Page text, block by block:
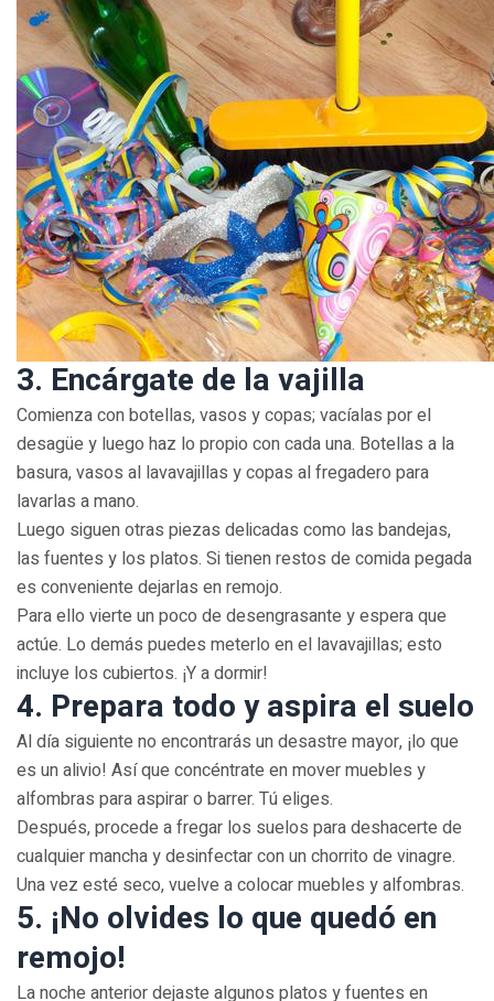
3. Encárgate de la vajilla
Comienza con botellas, vasos y copas; vacíalas por el
desagüe y luego haz lo propio con cada una. Botellas a la
basura, vasos al lavavajillas y copas al fregadero para
lavarlas a mano.
Luego siguen otras piezas delicadas como las bandejas,
las fuentes y los platos. Si tienen restos de comida pegada
es conveniente dejarlas en remojo.
Para ello vierte un poco de desengrasante y espera que
actúe. Lo demás puedes meterlo en el lavavajillas; esto
incluye los cubiertos. ¡Y a dormir!
4. Prepara todo y aspira el suelo
Al día siguiente no encontrarás un desastre mayor, ¡lo que
es un alivio! Así que concéntrate en mover muebles y
alfombras para aspirar o barrer. Tú eliges.
Después, procede a fregar los suelos para deshacerte de
cualquier mancha y desinfectar con un chorrito de vinagre.
Una vez esté seco, vuelve a colocar muebles y alfombras.
5. ¡No olvides lo que quedó en
remojo!
La noche anterior dejaste algunos platos y fuentes en